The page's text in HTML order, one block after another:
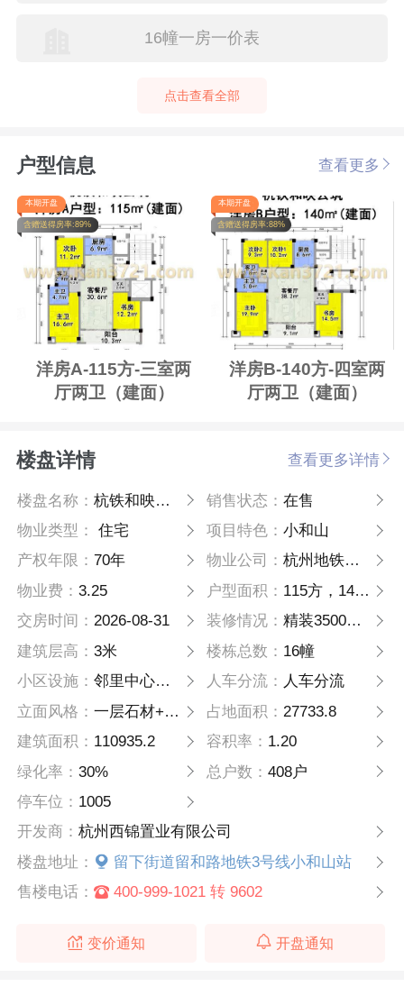
16幢一房一价表
点击查看全部
户型信息 查看更多
本期开盘
含赠送得房率:89%
洋房A-115方-三室两
厅两卫（建面）
本期开盘
含赠送得房率:88%
洋房B-140方-四室两
厅两卫（建面）
楼盘详情 查看更多详情
楼盘名称：杭铁和映云筑 销售状态： 在售
物业类型：
住宅 项目特色： 小和山
产权年限：70年 物业公司： 杭州地铁物业服务有限公司
物业费：3.25 户型面积： 115方，140方，180方
交房时间：2026-08-31 装修情况： 精装3500元/平
建筑层高：3米 楼栋总数： 16幢
小区设施：邻里中心、下沉庭院、商业办公 人车分流： 人车分流
立面风格：一层石材+铝板，二层以上仿石涂料+金属线条 占地面积： 27733.8
建筑面积： 110935.2 容积率： 1.20
绿化率：30% 总户数： 408户
停车位： 1005
开发商：杭州西锦置业有限公司
楼盘地址：
留下街道留和路地铁3号线小和山站
售楼电话：
400-999-1021 转 9602
变价通知 开盘通知